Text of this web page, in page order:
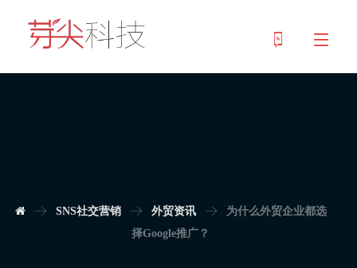
SNS社交营销 外贸资讯
为什么外贸企业都选
择Google推广？